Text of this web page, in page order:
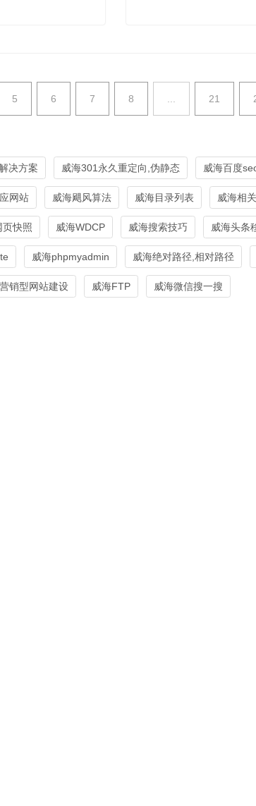
5 6 7 8 21
决方案 威海301永久重定向,伪静态 威海百度
网站 威海飓风算法 威海目录列表 威海相
页快照 威海WDCP 威海搜索技巧 威海头条
威海phpmyadmin 威海绝对路径,相对路径
销型网站建设 威海FTP 威海微信搜一搜